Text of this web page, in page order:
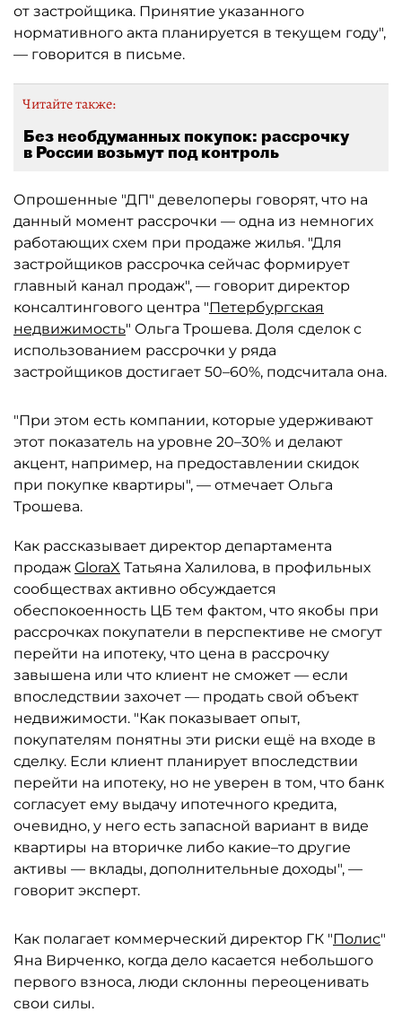
от застройщика. Принятие указанного
нормативного акта планируется в текущем году",
— говорится в письме.
Читайте также:
Без необдуманных покупок: рассрочку
в России возьмут под контроль
Опрошенные "ДП" девелоперы говорят, что на
данный момент рассрочки — одна из немногих
работающих схем при продаже жилья. "Для
застройщиков рассрочка сейчас формирует
главный канал продаж", — говорит директор
консалтингового центра "Петербургская
недвижимость" Ольга Трошева. Доля сделок с
использованием рассрочки у ряда
застройщиков достигает 50–60%, подсчитала она.
"При этом есть компании, которые удерживают
этот показатель на уровне 20–30% и делают
акцент, например, на предоставлении скидок
при покупке квартиры", — отмечает Ольга
Трошева.
Как рассказывает директор департамента
продаж GloraX Татьяна Халилова, в профильных
сообществах активно обсуждается
обеспокоенность ЦБ тем фактом, что якобы при
рассрочках покупатели в перспективе не смогут
перейти на ипотеку, что цена в рассрочку
завышена или что клиент не сможет — если
впоследствии захочет — продать свой объект
недвижимости. "Как показывает опыт,
покупателям понятны эти риски ещё на входе в
сделку. Если клиент планирует впоследствии
перейти на ипотеку, но не уверен в том, что банк
согласует ему выдачу ипотечного кредита,
очевидно, у него есть запасной вариант в виде
квартиры на вторичке либо какие–то другие
активы — вклады, дополнительные доходы", —
говорит эксперт.
Как полагает коммерческий директор ГК "Полис"
Яна Вирченко, когда дело касается небольшого
первого взноса, люди склонны переоценивать
свои силы.